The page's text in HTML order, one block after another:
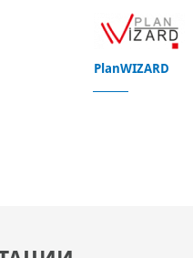
PlanWIZARD